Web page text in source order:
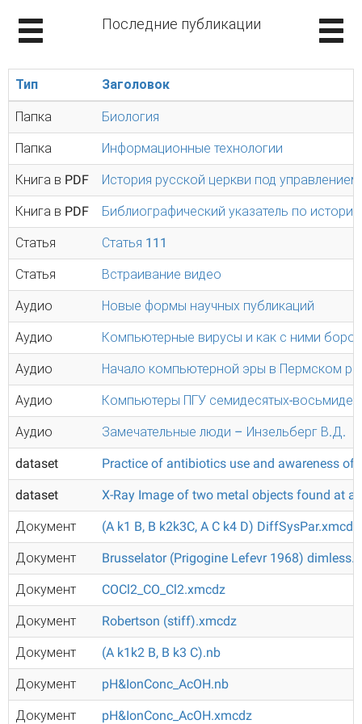
Последние публикации
Тип Заголовок
Папка Биология
Папка Информационные технологии
Книга в PDF История русской церкви под
Книга в PDF Библиографический указатель по
Статья Статья 111
Статья Встраивание видео
Аудио Новые формы научных публикаций
Аудио Компьютерные вирусы и как с ними
Аудио Начало компьютерной эры в Пермском
Аудио Компьютеры ПГУ семидесятых-
Аудио Замечательные люди – Инзельберг В.Д.
dataset Practice of antibiotics use and awareness
dataset X-Ray Image of two metal objects found at
Документ (A k1 B, B k2k3C, A C k4 D) DiffSysPar.xmcdz
Документ Brusselator (Prigogine Lefevr 1968)
Документ COCl2_CO_Cl2.xmcdz
Документ Robertson (stiff).xmcdz
Документ (A k1k2 B, B k3 C).nb
Документ pH&IonConc_AcOH.nb
Документ pH&IonConc_AcOH.xmcdz